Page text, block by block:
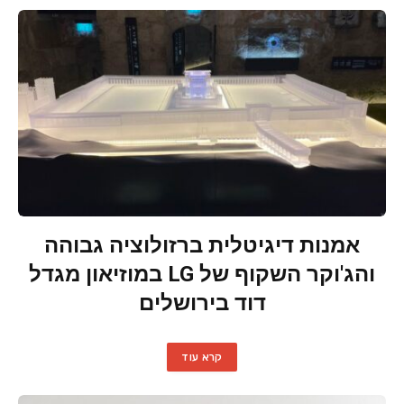
אמנות דיגיטלית ברזולוציה גבוהה
והג'וקר השקוף של LG במוזיאון מגדל
דוד בירושלים
קרא עוד